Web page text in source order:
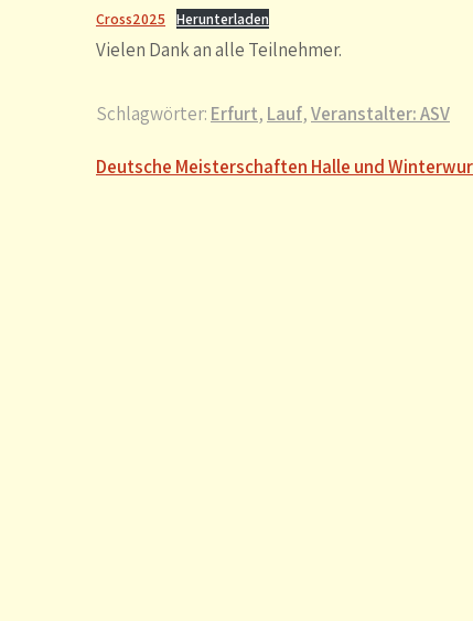
Cross2025 Herunterladen
Vielen Dank an alle Teilnehmer.
Schlagwörter: Erfurt, Lauf,Veranstalter: ASV
Beitragsnavigation
Deutsche Meisterschaften Halle und